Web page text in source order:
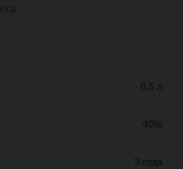
0,5 л
40%
3 года